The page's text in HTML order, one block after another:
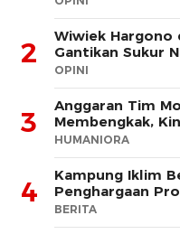
2
Wiwiek Hargono
Gantikan Sukur
OPINI
3
Anggaran Tim
Membengkak,
HUMANIORA
4
Kampung Iklim
Penghargaan
BERITA